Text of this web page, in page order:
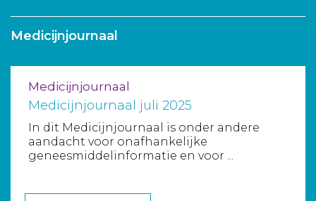
Aanmelden nieuwsbrief
Inloggen
Toegang leeromgeving
Medicijnjournaal
Medicijnjournaal
Medicijnjournaal juli 2025
In dit Medicijnjournaal is onder andere
aandacht voor onafhankelijke
geneesmiddelinformatie en voor ...